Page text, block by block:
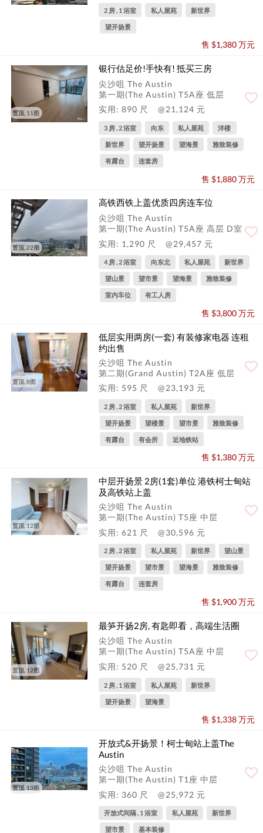
2 房 , 1 浴室 私人屋苑 新世界
望开扬景
售 $1,380 万元
置顶, 11图
银行估足价!手快有! 抵买三房
尖沙咀 The Austin
第一期(The Austin) T5A座 低层
实用: 890 尺
@21,124 元
3 房 , 2 浴室 向东 私人屋苑 洋楼
新世界 望开扬景 望海景 雅致装修
有露台 连套房
售 $1,880 万元
置顶, 22图
高铁西铁上盖优质四房连车位
尖沙咀 The Austin
第一期(The Austin) T5A座 高层 D室
实用: 1,290 尺
@29,457 元
4 房 , 2 浴室 向东北 私人屋苑 新世界
望山景 望市景 望海景 雅致装修
室内车位 有工人房
售 $3,800 万元
置顶, 8图
低层实用两房(一套) 有装修家电器 连租
约出售
尖沙咀 The Austin
第二期(Grand Austin) T2A座 低层
实用: 595 尺
@23,193 元
2 房 , 2 浴室 私人屋苑 新世界
望开扬景 望楼景 望市景 雅致装修
有露台 有会所 近地铁站
售 $1,380 万元
置顶, 12图
中层开扬景 2房(1套)单位 港铁柯士甸站
及高铁站上盖
尖沙咀 The Austin
第一期(The Austin) T5座 中层
实用: 621 尺
@30,596 元
2 房 , 2 浴室 私人屋苑 新世界 望山景
望开扬景 望市景 望海景 雅致装修
有露台 连套房
售 $1,900 万元
置顶, 12图
最笋开扬2房, 有匙即看，高端生活圈
尖沙咀 The Austin
第一期(The Austin) T5A座 中层
实用: 520 尺
@25,731 元
2 房 , 1 浴室 私人屋苑 新世界
望开扬景 望海景
售 $1,338 万元
置顶, 13图
开放式&开扬景！柯士甸站上盖The
Austin
尖沙咀 The Austin
第一期(The Austin) T1座 中层
实用: 360 尺
@25,972 元
开放式间隔 , 1 浴室 私人屋苑 新世界
望市景 基本装修